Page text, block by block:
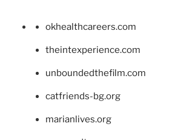
okhealthcareers.com
theintexperience.com
unboundedthefilm.com
catfriends-bg.org
marianlives.org